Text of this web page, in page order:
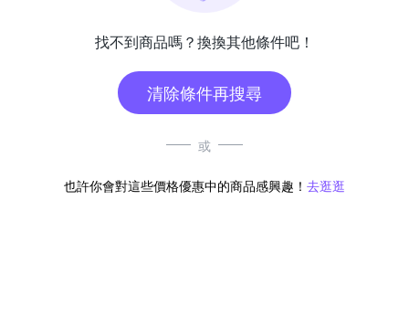
找不到商品嗎？換換其他條件吧！
清除條件再搜尋
或
也許你會對這些價格優惠中的商品感興趣！ 去逛逛